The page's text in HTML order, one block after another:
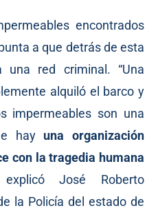
encontrados
a que detrás de esta
una red criminal. “Una
alquiló el barco y
impermeables son una
hay una organización
con la tragedia humana
explicóJosé Roberto
la Policía del estado de